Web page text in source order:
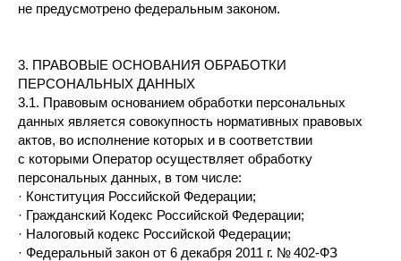
не предусмотрено федеральным законом.
3. ПРАВОВЫЕ ОСНОВАНИЯ ОБРАБОТКИ
ПЕРСОНАЛЬНЫХ ДАННЫХ
3.1. Правовым основанием обработки персональных
данных является совокупность нормативных правовых
актов, во исполнение которых и в соответствии
с которыми Оператор осуществляет обработку
персональных данных, в том числе:
· Конституция Российской Федерации;
· Гражданский Кодекс Российской Федерации;
· Налоговый кодекс Российской Федерации;
· Федеральный закон от 6 декабря 2011 г. № 402-ФЗ